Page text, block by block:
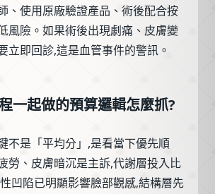
、使用原廠驗證產品、術後配合按
風險。如果術後出現劇痛、皮膚變
立即回診,這是血管事件的警訊。
一起做的預算邏輯怎麼抓?
不是「平均分」,是看當下優先順
勞、皮膚暗沉是主訴,代謝層投入比
凹陷已明顯影響臉部觀感,結構層先